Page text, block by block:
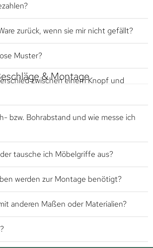
zurück, wenn sie mir nicht gefällt?
Muster?
& Montage
zwischen einem Knopf und
bzw. Bohrabstand und wie messe ich
tausche ich Möbelgriffe aus?
werden zur Montage benötigt?
anderen Maßen oder Materialien?